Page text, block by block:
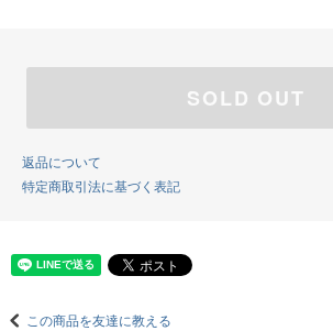
SOLD OUT
返品について
特定商取引法に基づく表記
この商品を友達に教える